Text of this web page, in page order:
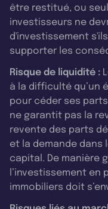
être restitué, ou
investisseurs ne
d'investissement
supporter les
Risque de liquidité :
à la difficulté qu’un
pour céder ses
ne garantit pas la
revente des parts
et la demande dans
capital. De manière
l’investissement en
immobiliers doit